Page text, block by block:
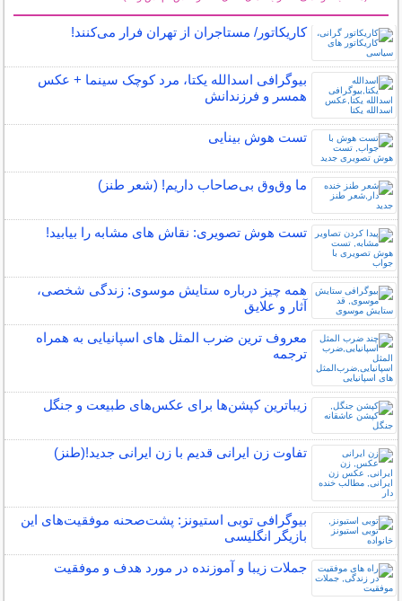
کاریکاتور/ مستاجران از تهران فرار می‌کنند!
بیوگرافی اسدالله یکتا، مرد کوچک سینما + عکس
همسر و فرزندانش
تست هوش بینایی
ما وق‌وق بی‌صاحاب داریم! (شعر طنز)
تست هوش تصویری: نقاش های مشابه را بیابید!
همه چیز درباره ستایش موسوی: زندگی شخصی،
آثار و علایق
معروف ترین ضرب المثل های اسپانیایی به همراه
ترجمه
زیباترین کپشن‌ها برای عکس‌های طبیعت و جنگل
تفاوت زن ایرانی قدیم با زن ایرانی جدید!(طنز)
بیوگرافی توبی استیونز: پشت‌صحنه موفقیت‌های این
بازیگر انگلیسی
جملات زیبا و آموزنده در مورد هدف و موفقیت